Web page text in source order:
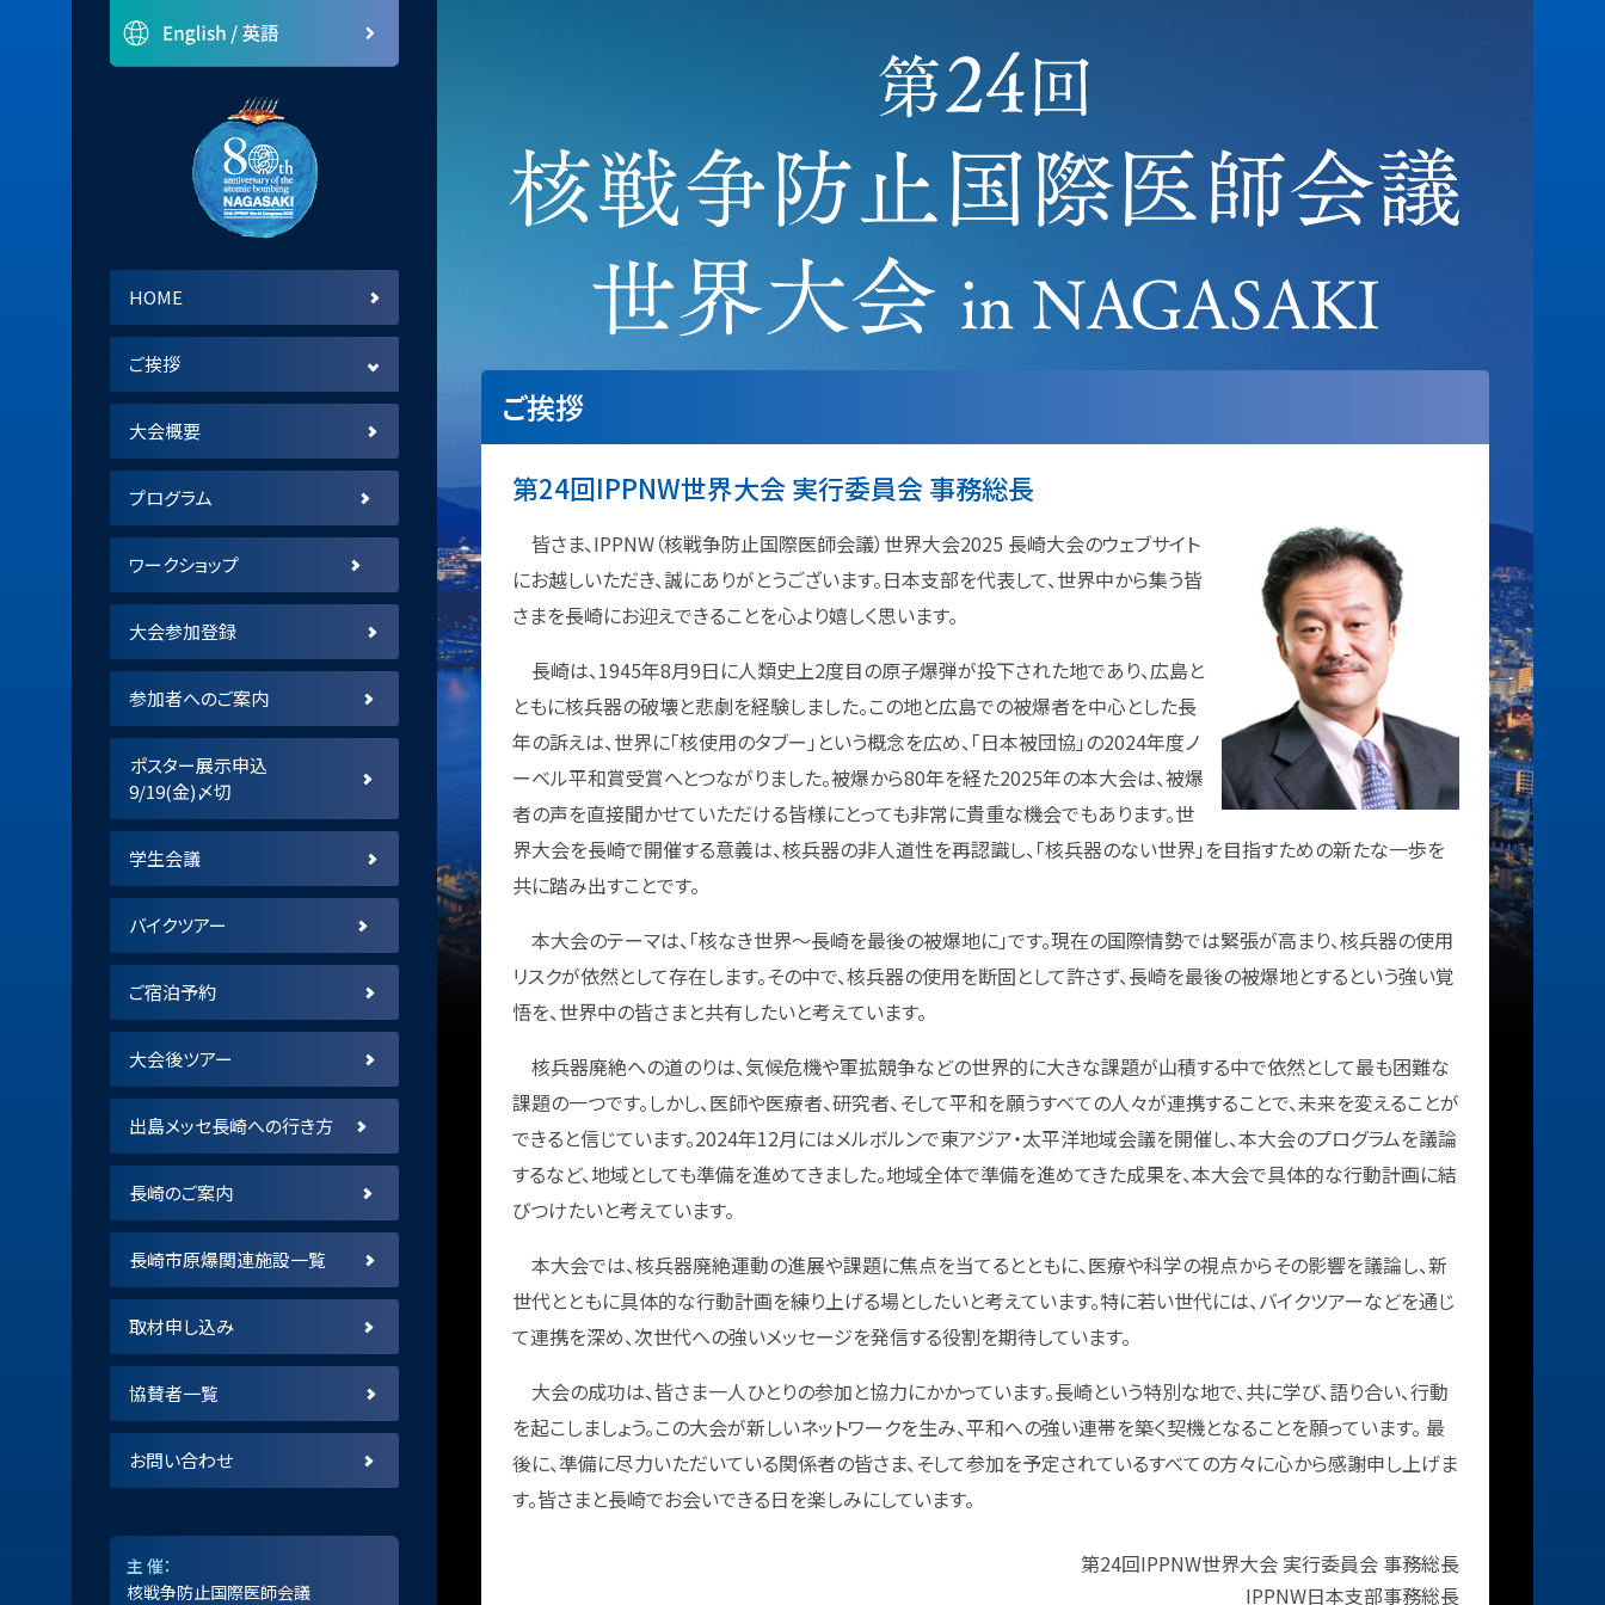
HOME
ご挨拶
第24回IPPNW世界大会 会長
第24回IPPNW世界大会
実行委員会 事務局長
第24回IPPNW世界大会
実行委員会 事務総長
大会概要
プログラム
ワークショップ
大会参加登録
参加者へのご案内
ポスター展示申込
9/19(金)〆切
学生会議
バイクツアー
ご宿泊予約
大会後ツアー
出島メッセ長崎への行き方
長崎のご案内
長崎市原爆関連施設一覧
取材申し込み
協賛者一覧
お問い合わせ
主 催：
核戦争防止国際医師会議
ご挨拶
第24回IPPNW世界大会実行委員会事務総長
皆さま、IPPNW（核戦争防止国際医師会議）世界大会2025 長崎大会のウェブサイト
にお越しいただき、誠にありがとうございます。日本支部を代表して、世界中から集う皆
さまを長崎にお迎えできることを心より嬉しく思います。
長崎は、1945年8月9日に人類史上2度目の原子爆弾が投下された地であり、広島と
ともに核兵器の破壊と悲劇を経験しました。この地と広島での被爆者を中心とした長
年の訴えは、世界に「核使用のタブー」という概念を広め、「日本被団協」の2024年度ノ
ーベル平和賞受賞へとつながりました。被爆から80年を経た2025年の本大会は、被爆
者の声を直接聞かせていただける皆様にとっても非常に貴重な機会でもあります。世
界大会を長崎で開催する意義は、核兵器の非人道性を再認識し、「核兵器のない世界」を目指すための新たな一歩を
共に踏み出すことです。
本大会のテーマは、「核なき世界～長崎を最後の被爆地に」です。現在の国際情勢では緊張が高まり、核兵器の使用
リスクが依然として存在します。その中で、核兵器の使用を断固として許さず、長崎を最後の被爆地とするという強い覚
悟を、世界中の皆さまと共有したいと考えています。
核兵器廃絶への道のりは、気候危機や軍拡競争などの世界的に大きな課題が山積する中で依然として最も困難な
課題の一つです。しかし、医師や医療者、研究者、そして平和を願うすべての人々が連携することで、未来を変えることが
できると信じています。2024年12月にはメルボルンで東アジア・太平洋地域会議を開催し、本大会のプログラムを議論
するなど、地域としても準備を進めてきました。地域全体で準備を進めてきた成果を、本大会で具体的な行動計画に結
びつけたいと考えています。
本大会では、核兵器廃絶運動の進展や課題に焦点を当てるとともに、医療や科学の視点からその影響を議論し、新
世代とともに具体的な行動計画を練り上げる場としたいと考えています。特に若い世代には、バイクツアーなどを通じ
て連携を深め、次世代への強いメッセージを発信する役割を期待しています。
大会の成功は、皆さま一人ひとりの参加と協力にかかっています。長崎という特別な地で、共に学び、語り合い、行動
を起こしましょう。この大会が新しいネットワークを生み、平和への強い連帯を築く契機となることを願っています。 最
後に、準備に尽力いただいている関係者の皆さま、そして参加を予定されているすべての方々に心から感謝申し上げま
す。皆さまと長崎でお会いできる日を楽しみにしています。
第24回IPPNW世界大会 実行委員会 事務総長
IPPNW日本支部事務総長